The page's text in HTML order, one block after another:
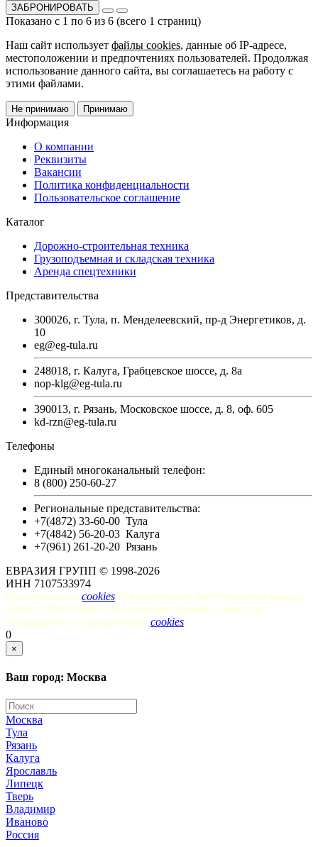
ЗАБРОНИРОВАТЬ
Показано с 1 по 6 из 6 (всего 1 страниц)
Наш сайт использует файлы cookies, данные об IP-адресе,
местоположении и предпочтениях пользователей. Продолжая
использование данного сайта, вы соглашаетесь на работу с
этими файлами.
Не принимаю Принимаю
Информация
О компании
Реквизиты
Вакансии
Политика конфиденциальности
Пользовательское соглашение
Каталог
Дорожно-строительная техника
Грузоподъемная и складская техника
Аренда спецтехники
Представительства
300026, г. Тула, п. Менделеевский, пр-д Энергетиков, д.
10
eg@eg-tula.ru
248018, г. Калуга, Грабцевское шоссе, д. 8а
nop-klg@eg-tula.ru
390013, г. Рязань, Московское шоссе, д. 8, оф. 605
kd-rzn@eg-tula.ru
Телефоны
Единый многоканальный телефон:
8 (800) 250-60-27
Региональные представительства:
+7(4872) 33-60-00 Тула
+7(4842) 56-20-03 Калуга
+7(961) 261-20-20 Рязань
ЕВРАЗИЯ ГРУПП © 1998-2026
ИНН 7107533974
Мы используем cookies для наилучшего представления нашего
сайта. Продолжая использование данного сайта, вы
соглашаетесь с применением cookies.
0
×
Ваш город: Москва
Москва
Тула
Рязань
Калуга
Ярославль
Липецк
Тверь
Владимир
Иваново
Россия